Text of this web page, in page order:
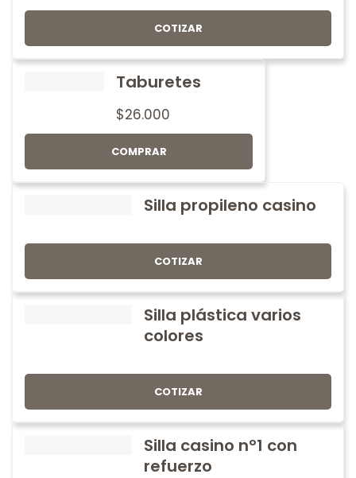
COTIZAR
Taburetes
$26.000
COMPRAR
Silla propileno casino
COTIZAR
Silla plástica varios
colores
COTIZAR
Silla casino nº1 con
refuerzo